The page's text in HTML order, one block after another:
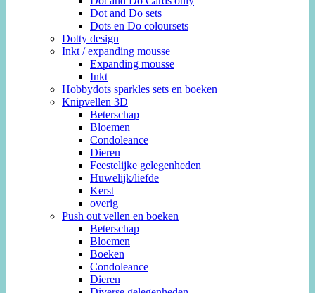
Dot and Do sets
Dots en Do coloursets
Dotty design
Inkt / expanding mousse
Expanding mousse
Inkt
Hobbydots sparkles sets en boeken
Knipvellen 3D
Beterschap
Bloemen
Condoleance
Dieren
Feestelijke gelegenheden
Huwelijk/liefde
Kerst
overig
Push out vellen en boeken
Beterschap
Bloemen
Boeken
Condoleance
Dieren